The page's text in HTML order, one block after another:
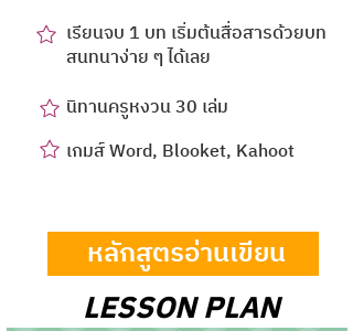
เรียนจบ 1 บท เริ่มต้นสื่อสารด้วยบท
สนทนาง่าย ๆ ได้เลย
นิทานครูหงวน 30 เล่ม
เกมส์ Word, Blooket, Kahoot
LESSON PLAN
หลักสูตรอ่านเขียน